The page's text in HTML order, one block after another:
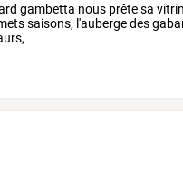
gambetta nous prête sa
saisons, l'auberge des